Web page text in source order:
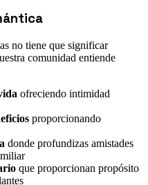
no tiene que significar
comunidad entiende
ofreciendo intimidad
proporcionando
donde profundizas amistades
que proporcionan propósito